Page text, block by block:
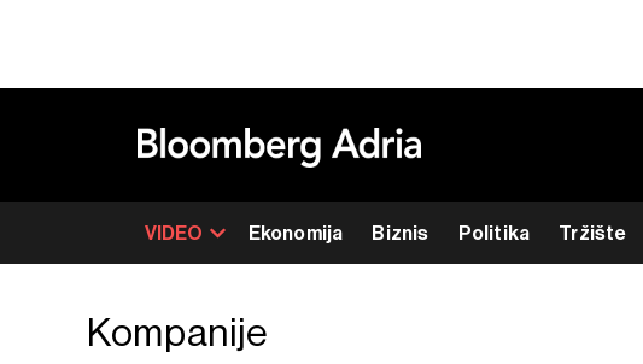
VIDEO Ekonomija Biznis Politika Tržište
Kompanije